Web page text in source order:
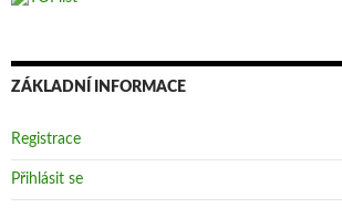
ZÁKLADNÍ INFORMACE
Registrace
Přihlásit se